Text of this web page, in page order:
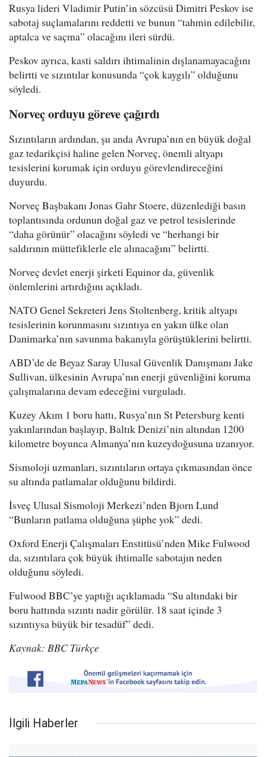
Rusya lideri Vladimir Putin’in sözcüsü Dimitri Peskov ise
sabotaj suçlamalarını reddetti ve bunun “tahmin edilebilir,
aptalca ve saçma” olacağını ileri sürdü.
Peskov ayrıca, kasti saldırı ihtimalinin dışlanamayacağını
belirtti ve sızıntılar konusunda “çok kaygılı” olduğunu
söyledi.
N orveç orduyu göreve çağırdı
Sızıntıların ardından, şu anda Avrupa’nın en büyük doğal
gaz tedarikçisi haline gelen Norveç, önemli altyapı
tesislerini korumak için orduyu görevlendireceğini
duyurdu.
Norveç Başbakanı Jonas Gahr Stoere, düzenlediği basın
toplantısında ordunun doğal gaz ve petrol tesislerinde
“daha görünür” olacağını söyledi ve “herhangi bir
saldırının müttefiklerle ele alınacağını” belirtti.
Norveç devlet enerji şirketi Equinor da, güvenlik
önlemlerini artırdığını açıkladı.
NATO Genel Sekreteri Jens Stoltenberg, kritik altyapı
tesislerinin korunmasını sızıntıya en yakın ülke olan
Danimarka’nın savunma bakanıyla görüştüklerini belirtti.
ABD’de de Beyaz Saray Ulusal Güvenlik Danışmanı Jake
Sullivan, ülkesinin Avrupa’nın enerji güvenliğini koruma
çalışmalarına devam edeceğini vurguladı.
Kuzey Akım 1 boru hattı, Rusya’nın St Petersburg kenti
yakınlarından başlayıp, Baltık Denizi’nin altından 1200
kilometre boyunca Almanya’nın kuzeydoğusuna uzanıyor.
Sismoloji uzmanları, sızıntıların ortaya çıkmasından önce
su altında patlamalar olduğunu bildirdi.
İsveç Ulusal Sismoloji Merkezi’nden Bjorn Lund
“Bunların patlama olduğuna şüphe yok” dedi.
Oxford Enerji Çalışmaları Enstitüsü’nden Mike Fulwood
da, sızıntılara çok büyük ihtimalle sabotajın neden
olduğunu söyledi.
Fulwood BBC’ye yaptığı açıklamada “Su altındaki bir
boru hattında sızıntı nadir görülür. 18 saat içinde 3
sızıntıysa büyük bir tesadüf” dedi.
Kaynak: BBC Türkçe
İlgili Haberler